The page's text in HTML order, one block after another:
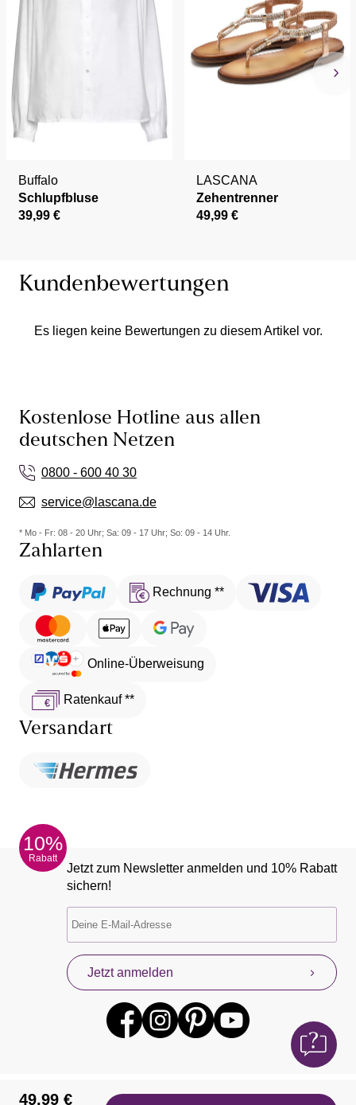
Buffalo
Schlupfbluse
39,99 €
LASCANA
Zehentrenner
49,99 €
Kundenbewertungen
Es liegen keine Bewertungen zu diesem Artikel vor.
Kostenlose Hotline aus allen
deutschen Netzen
0800 - 600 40 30
service@lascana.de
* Mo - Fr: 08 - 20 Uhr; Sa: 09 - 17 Uhr; So: 09 - 14 Uhr.
Zahlarten
Rechnung **
Online-Überweisung
Ratenkauf **
Versandart
10%
Rabatt
Jetzt zum Newsletter anmelden und 10% Rabatt
sichern!
Jetzt anmelden
49,99 €